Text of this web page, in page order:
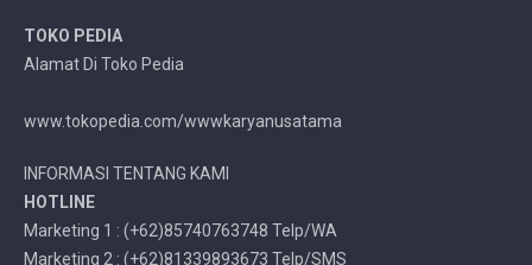
TOKO PEDIA
Alamat Di Toko Pedia
www.tokopedia.com/wwwkaryanusatama
INFORMASI TENTANG KAMI
HOTLINE
Marketing 1 : (+62)85740763748 Telp/WA
Marketing 2 : (+62)81339893673 Telp/SMS